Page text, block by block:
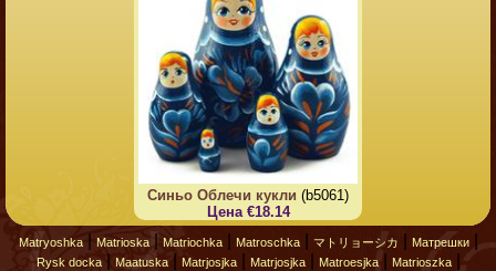
Синьо Облечи кукли (b5061)
Цена €18.14
Matryoshka| Matrioska| Matriochka| Matroschka| マトリョーシカ Матрешки|
Rysk docka| Maatuska| Matrjosjka| Matrjosjka| Matroesjka| Matrioszka|